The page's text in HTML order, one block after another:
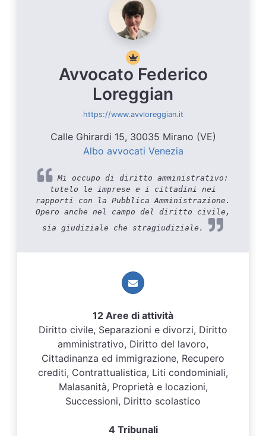
Avvocato Federico
Loreggian
https://www.avvloreggian.it
Calle Ghirardi 15, 30035 Mirano (VE)
Albo avvocati Venezia
Mi occupo di diritto amministrativo:
tutelo le imprese e i cittadini nei
rapporti con la Pubblica Amministrazione.
Opero anche nel campo del diritto civile,
sia giudiziale che stragiudiziale.
12 Aree di attività
Diritto civile, Separazioni e divorzi, Diritto
amministrativo, Diritto del lavoro,
Cittadinanza ed immigrazione, Recupero
crediti, Contrattualistica, Liti condominiali,
Malasanità, Proprietà e locazioni,
Successioni, Diritto scolastico
4 Tribunali